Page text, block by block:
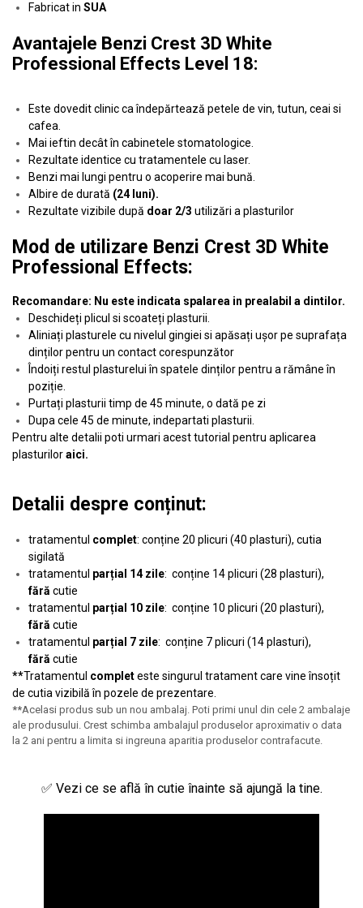
Fabricat in SUA
Avantajele Benzi Crest 3D White
Professional Effects Level 18:
Este dovedit clinic ca îndepărtează petele de vin, tutun, ceai si
cafea.
Mai ieftin decât în cabinetele stomatologice.
Rezultate identice cu tratamentele cu laser.
Benzi mai lungi pentru o acoperire mai bună.
Albire de durată (24 luni).
Rezultate vizibile după doar 2/3 utilizări a plasturilor
Mod de utilizare Benzi Crest 3D White
Professional Effects:
Recomandare: Nu este indicata spalarea in prealabil a dintilor.
Deschideți plicul si scoateți plasturii.
Aliniați plasturele cu nivelul gingiei si apăsați ușor pe suprafața
dinților pentru un contact corespunzător
Îndoiți restul plasturelui în spatele dinților pentru a rămâne în
poziție.
Purtați plasturii timp de 45 minute, o dată pe zi
Dupa cele 45 de minute, indepartati plasturii.
Pentru alte detalii poti urmari acest tutorial pentru aplicarea
plasturiloraici.
Detalii despre conținut:
tratamentul complet: conține 20 plicuri (40 plasturi), cutia
sigilată
tratamentul parțial 14 zile: conține 14 plicuri (28 plasturi),
fără cutie
tratamentul parțial 10 zile: conține 10 plicuri (20 plasturi),
fără cutie
tratamentul parțial 7 zile: conține 7 plicuri (14 plasturi),
fără cutie
**Tratamentul completeste singurul tratament care vine însoțit
de cutia vizibilă în pozele de prezentare.
**Acelasi produs sub un nou ambalaj. Poti primi unul din cele 2 ambalaje
ale produsului. Crest schimba ambalajul produselor aproximativ o data
la 2 ani pentru a limita si ingreuna aparitia produselor contrafacute.
✅ Vezi ce se află în cutie înainte să ajungă la tine.